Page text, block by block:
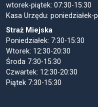
wtorek-piątek: 07:30-15:30
Kasa Urzędu: poniedziałek-
Straż Miejska
Poniedziałek: 7:30-15:30
Wtorek: 12:30-20:30
Środa 7:30-15:30
Czwartek: 12:30-20:30
Piątek 7:30-15:30